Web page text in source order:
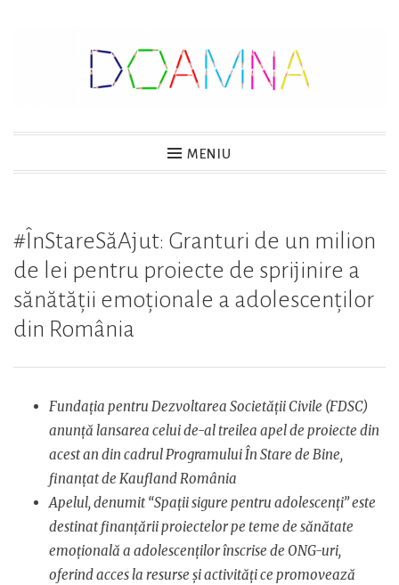
DOAMNA MENIU
#ÎnStareSăAjut: Granturi de un milion
de lei pentru proiecte de sprijinire a
sănătății emoționale a adolescenților
din România
Fundația pentru Dezvoltarea Societății Civile (FDSC)
anunță lansarea celui de-al treilea apel de proiecte din
acest an din cadrul Programului În Stare de Bine,
finanțat de Kaufland România
Apelul, denumit “Spații sigure pentru adolescenți” este
destinat finanțării proiectelor pe teme de sănătate
emoțională a adolescenților înscrise de ONG-uri,
oferind acces la resurse și activități ce promovează